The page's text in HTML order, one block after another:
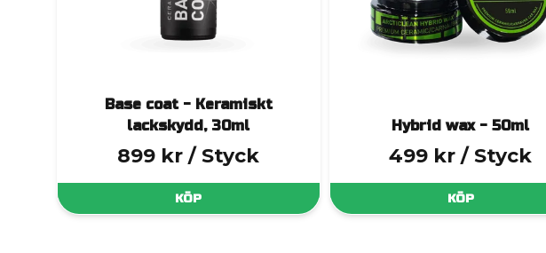
Base coat - Keramiskt
lackskydd, 30ml
899 kr / Styck
KÖP
Hybrid wax - 50ml
499 kr / Styck
KÖP